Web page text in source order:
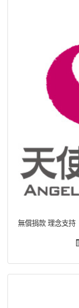
無償捐款 理念支持